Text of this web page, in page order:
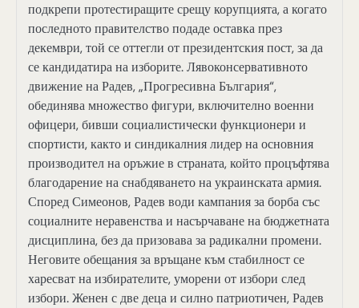
подкрепи протестиращите срещу корупцията, а когато
последното правителство подаде оставка през
декември, той се оттегли от президентския пост, за да
се кандидатира на изборите. Лявоконсервативното
движение на Радев, „Прогресивна България“,
обединява множество фигури, включително военни
офицери, бивши социалистически функционери и
спортисти, както и синдикалния лидер на основния
производител на оръжие в страната, който процъфтява
благодарение на снабдяването на украинската армия.
Според Симеонов, Радев води кампания за борба със
социалните неравенства и насърчаване на бюджетната
дисциплина, без да призовава за радикални промени.
Неговите обещания за връщане към стабилност се
харесват на избирателите, уморени от избори след
избори. Женен с две деца и силно патриотичен, Радев